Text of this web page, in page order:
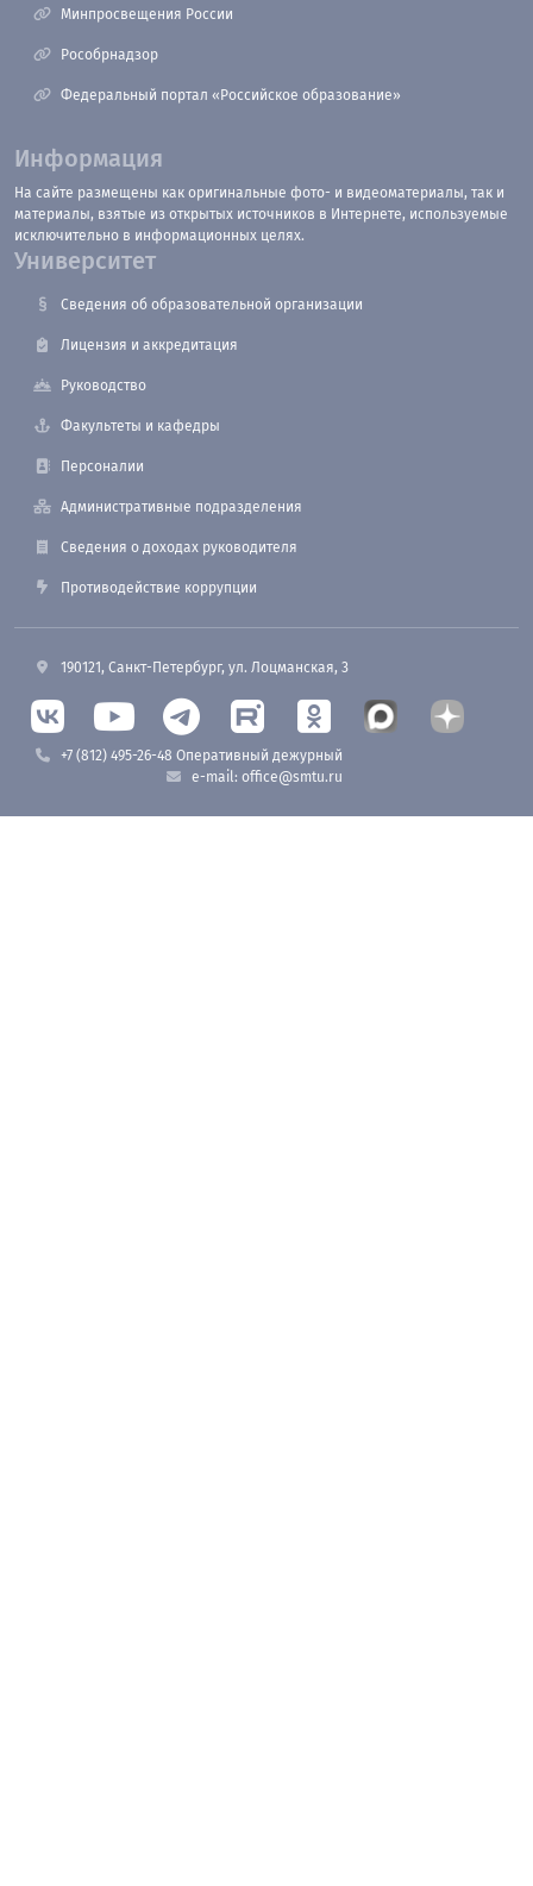
Минпросвещения России
Рособрнадзор
Федеральный портал «Российское образование»
Информация
На сайте размещены как оригинальные фото- и видеоматериалы, так и
материалы, взятые из открытых источников в Интернете, используемые
исключительно в информационных целях.
Университет
Сведения об образовательной организации
Лицензия и аккредитация
Руководство
Факультеты и кафедры
Персоналии
Административные подразделения
Сведения о доходах руководителя
Противодействие коррупции
190121, Санкт-Петербург, ул. Лоцманская, 3
+7 (812) 495-26-48 Оперативный дежурный
e-mail: office@smtu.ru